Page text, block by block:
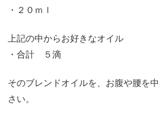
・２０ｍｌ
上記の中からお好きなオイル
・合計 ５滴
そのブレンドオイルを、お腹や腰を
さい。